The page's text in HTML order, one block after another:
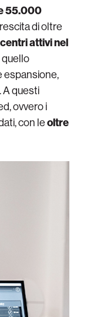
55.000
di oltre
attivi nel
quello
espansione,
A questi
ovvero i
con leoltre